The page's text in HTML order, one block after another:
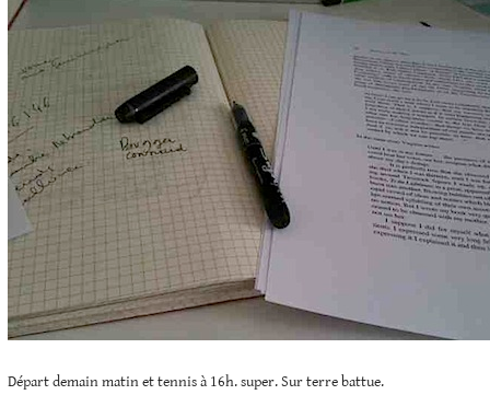
Départ demain matin et tennis à 16h. super. Sur terre battue.